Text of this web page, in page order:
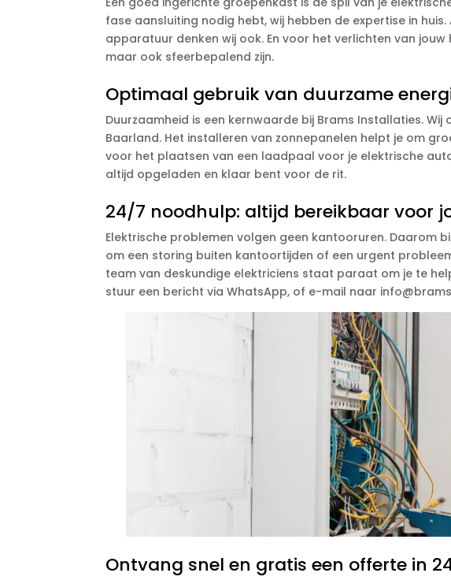
fase aansluiting nodig hebt, wij hebben de expertise in
apparatuur denken wij ook. En voor het verlichten van
maar ook sfeerbepalend zijn.
Optimaal gebruik van duurzame
Duurzaamheid is een kernwaarde bij Brams Installaties.
Baarland. Het installeren van zonnepanelen helpt je om
voor het plaatsen van een laadpaal voor je elektrische
altijd opgeladen en klaar bent voor de rit.
24/7 noodhulp: altijd bereikbaar voor
Elektrische problemen volgen geen kantooruren. Daarom
om een storing buiten kantoortijden of een urgent
team van deskundige elektriciens staat paraat om je te
stuur een bericht via WhatsApp, of e-mail naar
Ontvang snel en gratis een offerte in